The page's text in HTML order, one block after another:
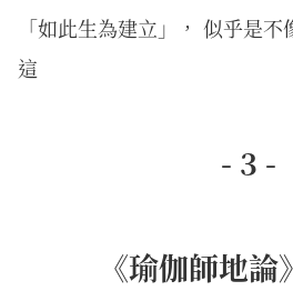
「如此生為建立」， 似乎是不
這
- 3 -
《瑜伽師地論